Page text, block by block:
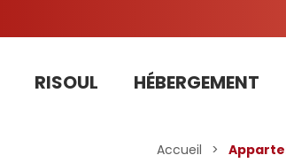
RISOUL HÉBERGEMENT
Accueil >